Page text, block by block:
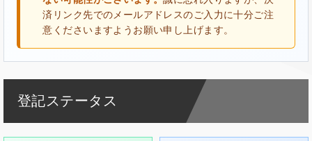
済リンク先でのメールアドレスのご入力に十分ご注
意くださいますようお願い申し上げます。
登記ステータス